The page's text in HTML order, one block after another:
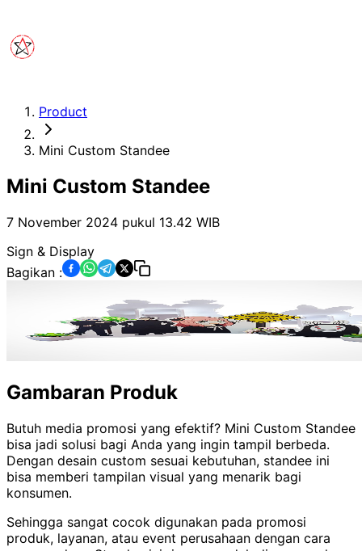
Product
Mini Custom Standee
Mini Custom Standee
7 November 2024 pukul 13.42 WIB
Sign & Display
Bagikan :
Gambaran Produk
Butuh media promosi yang efektif? Mini Custom Standee
bisa jadi solusi bagi Anda yang ingin tampil berbeda.
Dengan desain custom sesuai kebutuhan, standee ini
bisa memberi tampilan visual yang menarik bagi
konsumen.
Sehingga sangat cocok digunakan pada promosi
produk, layanan, atau event perusahaan dengan cara